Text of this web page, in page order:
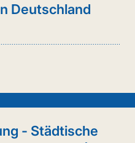
Deutschland
- Städtische